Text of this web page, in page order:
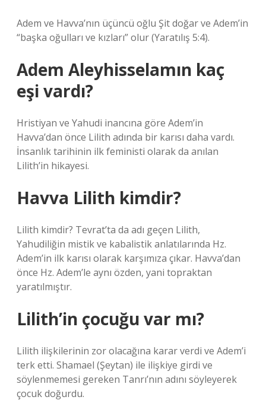
Adem ve Havva’nın üçüncü oğlu Şit doğar ve Adem’in
“başka oğulları ve kızları” olur (Yaratılış 5:4).
Adem Aleyhisselamın kaç
eşi vardı?
Hristiyan ve Yahudi inancına göre Adem’in
Havva’dan önce Lilith adında bir karısı daha vardı.
İnsanlık tarihinin ilk feministi olarak da anılan
Lilith’in hikayesi.
Havva Lilith kimdir?
Lilith kimdir? Tevrat’ta da adı geçen Lilith,
Yahudiliğin mistik ve kabalistik anlatılarında Hz.
Adem’in ilk karısı olarak karşımıza çıkar. Havva’dan
önce Hz. Adem’le aynı özden, yani topraktan
yaratılmıştır.
Lilith’in çocuğu var mı?
Lilith ilişkilerinin zor olacağına karar verdi ve Adem’i
terk etti. Shamael (Şeytan) ile ilişkiye girdi ve
söylenmemesi gereken Tanrı’nın adını söyleyerek
çocuk doğurdu.